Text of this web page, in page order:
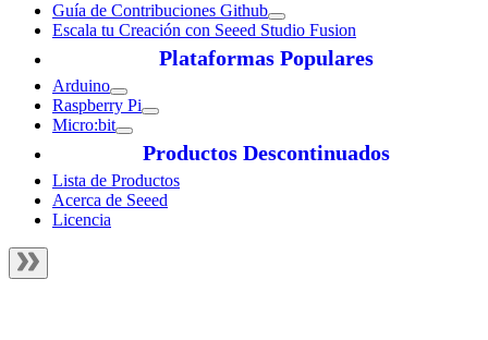
Guía de Contribuciones Github
Escala tu Creación con Seeed Studio Fusion
Plataformas Populares
Arduino
Raspberry Pi
Micro:bit
Productos Descontinuados
Lista de Productos
Acerca de Seeed
Licencia